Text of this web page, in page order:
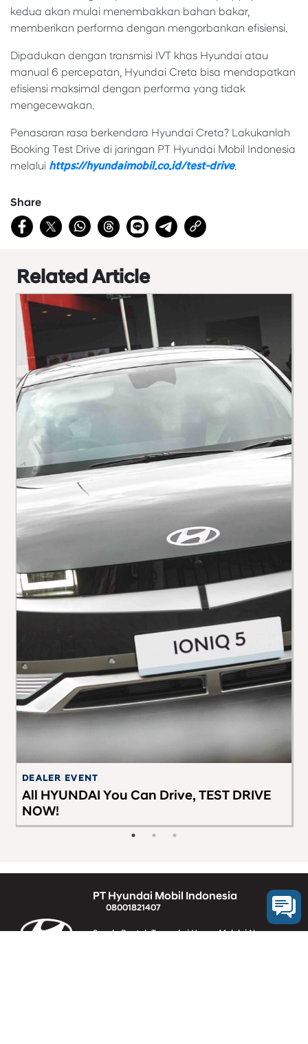
kedua akan mulai menembakkan bahan bakar,
memberikan performa dengan mengorbankan efisiensi.
Dipadukan dengan transmisi IVT khas Hyundai atau
manual 6 percepatan, Hyundai Creta bisa mendapatkan
efisiensi maksimal dengan performa yang tidak
mengecewakan.
Penasaran rasa berkendara Hyundai Creta? Lakukanlah
Booking Test Drive di jaringan PT Hyundai Mobil Indonesia
melalui https://hyundaimobil.co.id/test-drive.
Share
Related Article
DEALER EVENT
All HYUNDAI You Can Drive, TEST DRIVE
NOW!
PT Hyundai Mobil Indonesia
08001821407
Segala Bentuk Transaksi Hanya Melalui Nomer